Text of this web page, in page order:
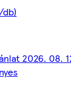
2026. 08.